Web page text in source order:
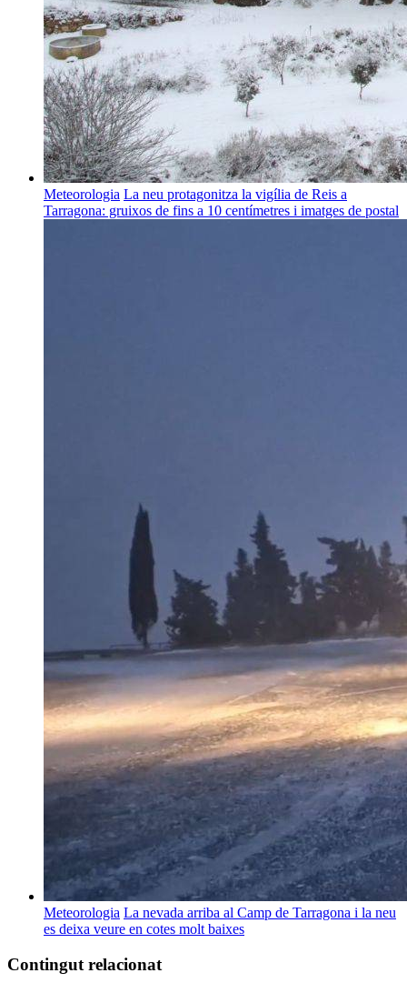
Meteorologia La neu protagonitza la vigília de Reis a
Tarragona: gruixos de fins a 10 centímetres i imatges de postal
Meteorologia La nevada arriba al Camp de Tarragona i la neu
es deixa veure en cotes molt baixes
Contingut relacionat